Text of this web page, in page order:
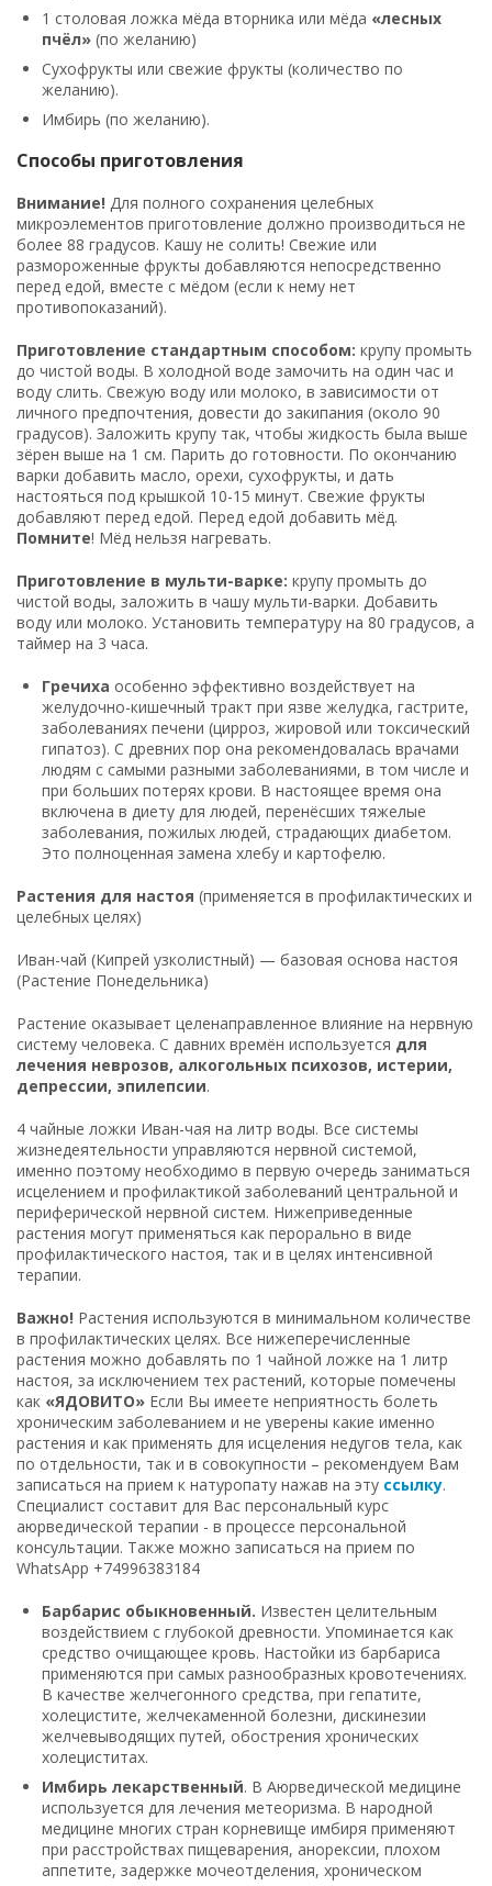
1 столовая ложка мёда вторника или мёда «лесных
пчёл» (по желанию)
Сухофрукты или свежие фрукты (количество по
желанию).
Имбирь (по желанию).
Способы приготовления
Внимание! Для полного сохранения целебных
микроэлементов приготовление должно производиться не
более 88 градусов. Кашу не солить! Свежие или
размороженные фрукты добавляются непосредственно
перед едой, вместе с мёдом (если к нему нет
противопоказаний).
Приготовление стандартным способом: крупу промыть
до чистой воды. В холодной воде замочить на один час и
воду слить. Свежую воду или молоко, в зависимости от
личного предпочтения, довести до закипания (около 90
градусов). Заложить крупу так, чтобы жидкость была выше
зёрен выше на 1 см. Парить до готовности. По окончанию
варки добавить масло, орехи, сухофрукты, и дать
настояться под крышкой 10-15 минут. Свежие фрукты
добавляют перед едой. Перед едой добавить мёд.
Помните! Мёд нельзя нагревать.
Приготовление в мульти-варке: крупу промыть до
чистой воды, заложить в чашу мульти-варки. Добавить
воду или молоко. Установить температуру на 80 градусов, а
таймер на 3 часа.
Гречиха особенно эффективно воздействует на
желудочно-кишечный тракт при язве желудка, гастрите,
заболеваниях печени (цирроз, жировой или токсический
гипатоз). С древних пор она рекомендовалась врачами
людям с самыми разными заболеваниями, в том числе и
при больших потерях крови. В настоящее время она
включена в диету для людей, перенёсших тяжелые
заболевания, пожилых людей, страдающих диабетом.
Это полноценная замена хлебу и картофелю.
Растения для настоя (применяется в профилактических и
целебных целях)
Иван-чай (Кипрей узколистный) — базовая основа настоя
(Растение Понедельника)
Растение оказывает целенаправленное влияние на нервную
систему человека. С давних времён используется для
лечения неврозов, алкогольных психозов, истерии,
депрессии, эпилепсии.
4 чайные ложки Иван-чая на литр воды. Все системы
жизнедеятельности управляются нервной системой,
именно поэтому необходимо в первую очередь заниматься
исцелением и профилактикой заболеваний центральной и
периферической нервной систем. Нижеприведенные
растения могут применяться как перорально в виде
профилактического настоя, так и в целях интенсивной
терапии.
Важно! Растения используются в минимальном количестве
в профилактических целях. Все нижеперечисленные
растения можно добавлять по 1 чайной ложке на 1 литр
настоя, за исключением тех растений, которые помечены
как «ЯДОВИТО» Если Вы имеете неприятность болеть
хроническим заболеванием и не уверены какие именно
растения и как применять для исцеления недугов тела, как
по отдельности, так и в совокупности – рекомендуем Вам
записаться на прием к натуропату нажав на эту ссылку.
Специалист составит для Вас персональный курс
аюрведической терапии - в процессе персональной
консультации. Также можно записаться на прием по
WhatsApp +74996383184
Барбарис обыкновенный. Известен целительным
воздействием с глубокой древности. Упоминается как
средство очищающее кровь. Настойки из барбариса
применяются при самых разнообразных кровотечениях.
В качестве желчегонного средства, при гепатите,
холецистите, желчекаменной болезни, дискинезии
желчевыводящих путей, обострения хронических
холециститах.
Имбирь лекарственный. В Аюрведической медицине
используется для лечения метеоризма. В народной
медицине многих стран корневище имбиря применяют
при расстройствах пищеварения, анорексии, плохом
аппетите, задержке мочеотделения, хроническом